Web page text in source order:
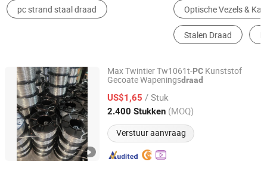
Optische Vezels & Kabel Staaldraadkabel (afstellen)
Max Twintier Tw1061t-PC Kunststof
Gecoate Wapeningsdraad
US$1,65 / Stuk
2.400 Stukken (MOQ)
Verstuur aanvraag
Anping Chunsheng Hardware Mesh Co., Ltd.
Hebei, China Sinds 2009